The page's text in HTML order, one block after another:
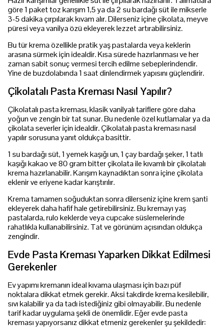
göre 1 paket toz karışım 1,5 ya da 2 su bardağı süt ile mikserle
3-5 dakika çırpılarak kıvam alır. Dilerseniz içine çikolata, meyve
püresi veya vanilya özü ekleyerek lezzet artırabilirsiniz.
Bu tür krema özellikle pratik yaş pastalarda veya keklerin
arasına sürmek için idealdir. Kısa sürede hazırlanması ve her
zaman sabit sonuç vermesi tercih edilme sebeplerindendir.
Yine de buzdolabında 1 saat dinlendirmek yapısını güçlendirir.
Çikolatalı Pasta Kreması Nasıl Yapılır?
Çikolatalı pasta kreması, klasik vanilyalı tariflere göre daha
yoğun ve zengin bir tat sunar. Bu nedenle özel kutlamalar ya da
çikolata severler için idealdir. Çikolatalı pasta kreması nasıl
yapılır sorusuna yanıt oldukça basittir.
1 su bardağı süt, 1 yemek kaşığı un, 1 çay bardağı şeker, 1 tatlı
kaşığı kakao ve 80 gram bitter çikolata ile kıvamlı bir çikolatalı
krema hazırlanabilir. Karışım kaynadıktan sonra içine çikolata
eklenir ve eriyene kadar karıştırılır.
Krema tamamen soğuduktan sonra dilerseniz içine krem şanti
ekleyerek daha hafif hale getirebilirsiniz. Bu kremayı yaş
pastalarda, rulo keklerde veya cupcake süslemelerinde
rahatlıkla kullanabilirsiniz. Tat ve görünüm açısından oldukça
zengindir.
Evde Pasta Kreması Yaparken Dikkat Edilmesi
Gerekenler
Ev yapımı kremanın ideal kıvama ulaşması için bazı püf
noktalara dikkat etmek gerekir. Aksi takdirde krema kesilebilir,
sıvı kalabilir ya da tadı istediğiniz gibi olmayabilir. Bu nedenle
tarif kadar uygulama şekli de önemlidir. Eğer evde pasta
kreması yapıyorsanız dikkat etmeniz gerekenler şu şekildedir: